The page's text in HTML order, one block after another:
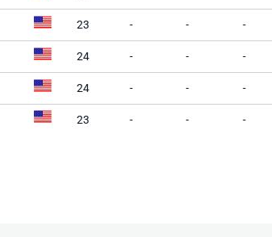
23 - - -
24 - - -
24 - - -
23 - - -